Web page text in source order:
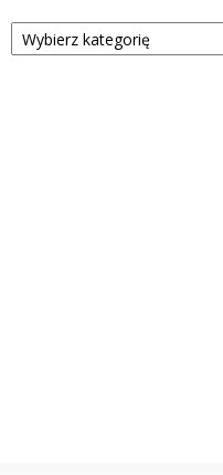
Kategorie